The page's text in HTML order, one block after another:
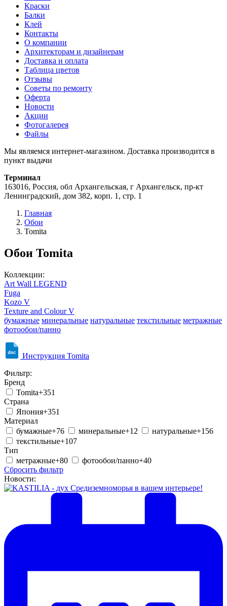
Краски
Балки
Клей
Контакты
О компании
Архитекторам и дизайнерам
Доставка и оплата
Таблица цветов
Отзывы
Советы по ремонту
Оферта
Новости
Акции
Фотогалерея
Файлы
Мы являемся интернет-магазином. Доставка производится в
пункт выдачи
Терминал
163016, Россия, обл Архангельская, г Архангельск, пр-кт
Ленинградский, дом 382, корп. 1, стр. 1
Главная
Обои
Tomita
Обои Tomita
Коллекции:
Art Wall LEGEND
Fuga
Kozo V
Texture and Colour V
бумажные минеральные натуральные текстильные метражные
фотообои/панно
Инструкция Tomita
Фильтр:
Бренд
Tomita+351
Страна
Япония+351
Материал
бумажные+76 минеральные+12 натуральные+156
текстильные+107
Тип
метражные+80 фотообои/панно+40
Сбросить фильтр
Новости: